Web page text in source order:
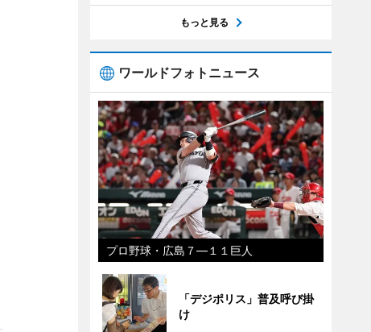
もっと見る
ワールドフォトニュース
プロ野球・広島７―１１巨人
「デジポリス」普及呼び掛
け